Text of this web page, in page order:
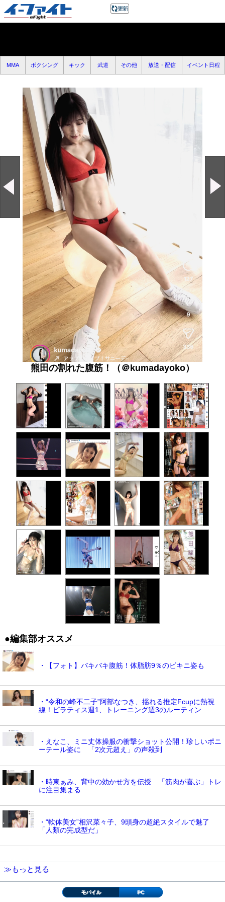
MMA ボクシング キック 武道 その他 放送・配信 イベント日程
熊田の割れた腹筋！（＠kumadayoko）
●編集部オススメ
・【フォト】バキバキ腹筋！体脂肪9％のビキニ姿も
・“令和の峰不二子”阿部なつき、揺れる推定Fcupに熱視
線！ピラティス週1、トレーニング週3のルーティン
・えなこ、ミニ丈体操服の衝撃ショット公開！珍しいポニ
ーテール姿に 「2次元超え」の声殺到
・時東ぁみ、背中の効かせ方を伝授 「筋肉が喜ぶ」トレ
に注目集まる
・“軟体美女”相沢菜々子、9頭身の超絶スタイルで魅了
「人類の完成型だ」
≫もっと見る
モバイル PC